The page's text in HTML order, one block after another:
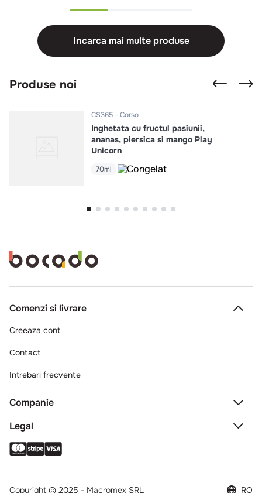
Incarca mai multe produse
Produse noi
CS365 Corso
Inghetata cu fructul pasiunii,
ananas, piersica si mango Play
Unicorn
70ml
Comenzi si livrare
Creeaza cont
Contact
Intrebari frecvente
Companie
Legal
Copyright © 2025 - Macromex SRL RO